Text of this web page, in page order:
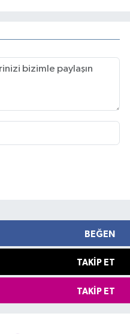
BEĞEN
TAKIP ET
TAKIP ET